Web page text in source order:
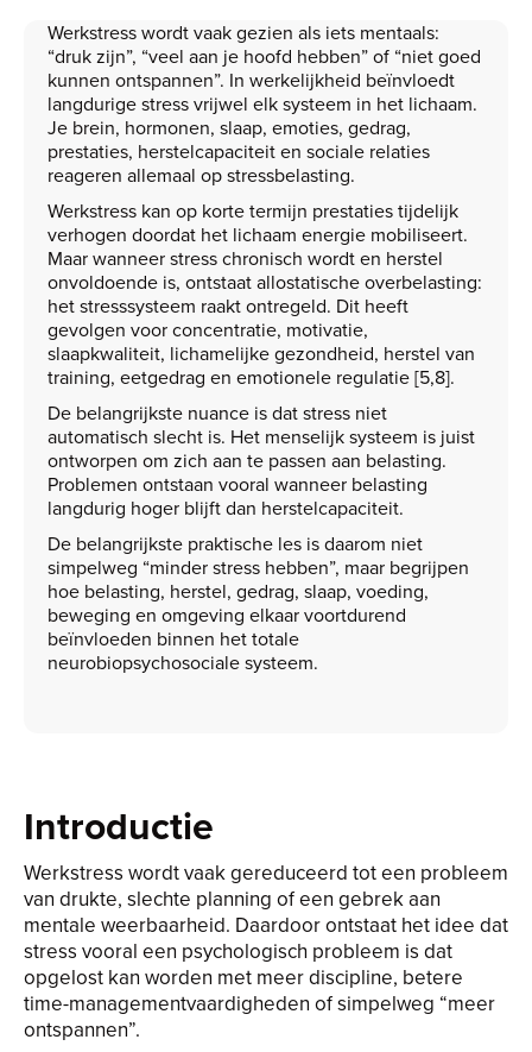
Werkstress wordt vaak gezien als iets mentaals:
“druk zijn”, “veel aan je hoofd hebben” of “niet goed
kunnen ontspannen”. In werkelijkheid beïnvloedt
langdurige stress vrijwel elk systeem in het lichaam.
Je brein, hormonen, slaap, emoties, gedrag,
prestaties, herstelcapaciteit en sociale relaties
reageren allemaal op stressbelasting.
Werkstress kan op korte termijn prestaties tijdelijk
verhogen doordat het lichaam energie mobiliseert.
Maar wanneer stress chronisch wordt en herstel
onvoldoende is, ontstaat allostatische overbelasting:
het stresssysteem raakt ontregeld. Dit heeft
gevolgen voor concentratie, motivatie,
slaapkwaliteit, lichamelijke gezondheid, herstel van
training, eetgedrag en emotionele regulatie [5,8].
De belangrijkste nuance is dat stress niet
automatisch slecht is. Het menselijk systeem is juist
ontworpen om zich aan te passen aan belasting.
Problemen ontstaan vooral wanneer belasting
langdurig hoger blijft dan herstelcapaciteit.
De belangrijkste praktische les is daarom niet
simpelweg “minder stress hebben”, maar begrijpen
hoe belasting, herstel, gedrag, slaap, voeding,
beweging en omgeving elkaar voortdurend
beïnvloeden binnen het totale
neurobiopsychosociale systeem.
Introductie
Werkstress wordt vaak gereduceerd tot een probleem
van drukte, slechte planning of een gebrek aan
mentale weerbaarheid. Daardoor ontstaat het idee dat
stress vooral een psychologisch probleem is dat
opgelost kan worden met meer discipline, betere
time-managementvaardigheden of simpelweg “meer
ontspannen”.